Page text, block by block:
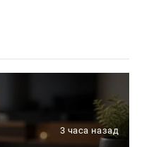
3 часа назад